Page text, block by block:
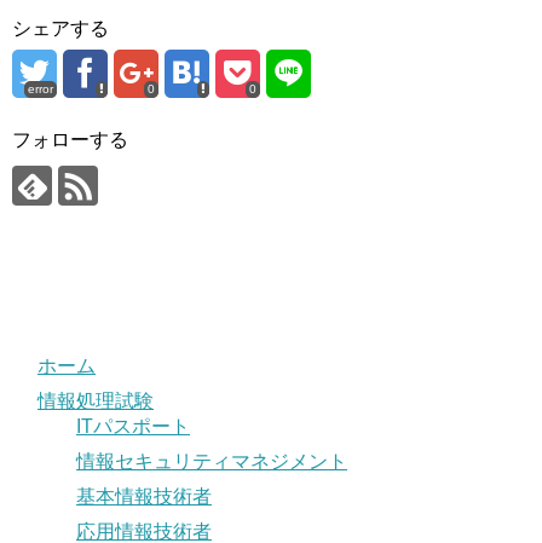
シェアする
error 0 0
フォローする
ホーム
情報処理試験
ITパスポート
情報セキュリティマネジメント
基本情報技術者
応用情報技術者